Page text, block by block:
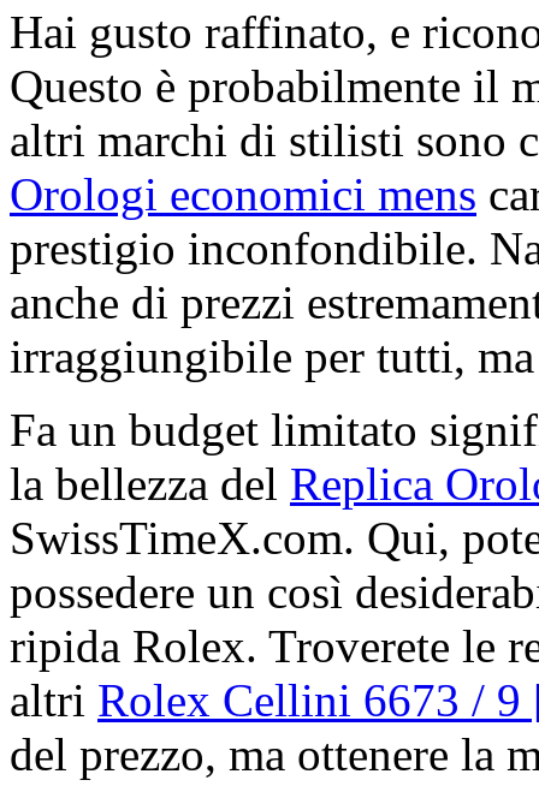
Hai gusto raffinato, e
Questo è probabilmente il
altri marchi di stilisti sono
Orologi economici mens
prestigio inconfondibile.
anche di prezzi
irraggiungibile per tutti,
Fa un budget limitato
la bellezza del Replica
SwissTimeX.com. Qui,
possedere un così
ripida Rolex. Troverete le
altri Rolex Cellini 6673 / 9
del prezzo, ma ottenere la